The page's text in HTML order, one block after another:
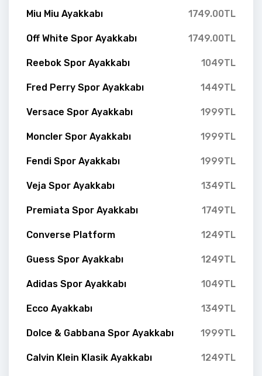
Miu Miu Ayakkabı 1749.00TL
Off White Spor Ayakkabı 1749.00TL
Reebok Spor Ayakkabı 1049TL
Fred Perry Spor Ayakkabı 1449TL
Versace Spor Ayakkabı 1999TL
Moncler Spor Ayakkabı 1999TL
Fendi Spor Ayakkabı 1999TL
Veja Spor Ayakkabı 1349TL
Premiata Spor Ayakkabı 1749TL
Converse Platform 1249TL
Guess Spor Ayakkabı 1249TL
Adidas Spor Ayakkabı 1049TL
Ecco Ayakkabı 1349TL
Dolce & Gabbana Spor Ayakkabı 1999TL
Calvin Klein Klasik Ayakkabı 1249TL